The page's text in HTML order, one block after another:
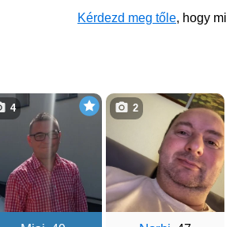
Kérdezd meg tőle, hogy
4 2